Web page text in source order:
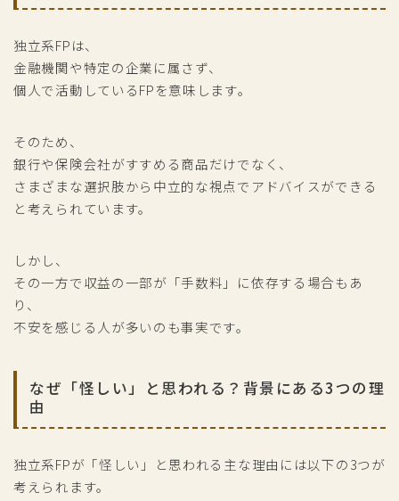
独立系FPは、
金融機関や特定の企業に属さず、
個人で活動しているFPを意味します。
そのため、
銀行や保険会社がすすめる商品だけでなく、
さまざまな選択肢から中立的な視点でアドバイスができる
と考えられています。
しかし、
その一方で収益の一部が「手数料」に依存する場合もあ
り、
不安を感じる人が多いのも事実です。
なぜ「怪しい」と思われる？背景にある3つの理
由
独立系FPが「怪しい」と思われる主な理由には以下の3つが
考えられます。